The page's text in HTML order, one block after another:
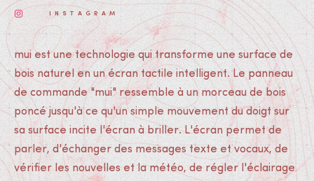
INSTAGRAM
mui est une technologie qui transforme une surface de
bois naturel en un écran tactile intelligent. Le panneau
de commande "mui" ressemble à un morceau de bois
poncé jusqu'à ce qu'un simple mouvement du doigt sur
sa surface incite l'écran à briller. L'écran permet de
parler, d'échanger des messages texte et vocaux, de
vérifier les nouvelles et la météo, de régler l'éclairage